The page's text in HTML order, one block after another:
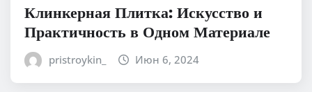
Клинкерная Плитка: Искусство и
Практичность в Одном Материале
pristroykin_ Июн 6, 2024